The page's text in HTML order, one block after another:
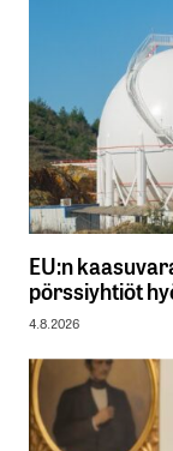
EU:n
pörssiyhtiöt
4.8.2026